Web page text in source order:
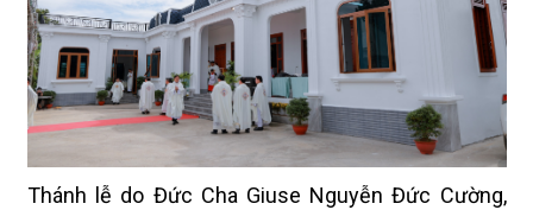
Thánh lễ do Đức Cha Giuse Nguyễn Đức Cường,